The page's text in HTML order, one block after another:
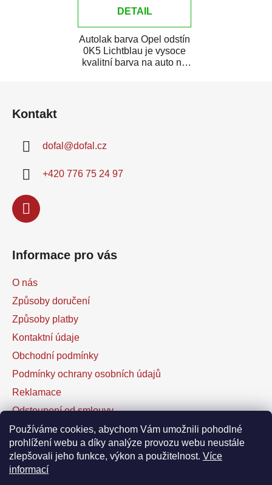
Používáme cookies, abychom Vám umožnili pohodlné
prohlížení webu a díky analýze provozu webu neustále
zlepšovali jeho funkce, výkon a použitelnost. Více
informací
DETAIL
Autolak barva Opel odstín
0K5 Lichtblau je vysoce
kvalitní barva na auto na
Kontakt
dofal @dofal.cz
+420 776 75 24 97
Informace pro vás
O nás
Způsoby doručení
Způsoby platby
Kontaktní údaje
Obchodní podmínky
Podmínky ochrany osobních údajů
Reklamace
Odstoupení od smlouvy
Kontaktní formulář
Facebook